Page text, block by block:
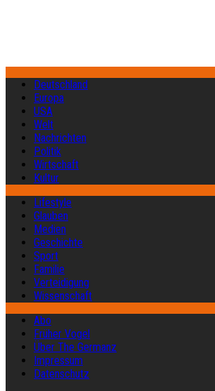
Deutschland
Europa
USA
Welt
Nachrichten
Politik
Wirtschaft
Kultur
Lifestyle
Glauben
Medien
Geschichte
Sport
Familie
Verteidigung
Wissenschaft
Abo
Früher Vogel
Über The Germanz
Impressum
Datenschutz